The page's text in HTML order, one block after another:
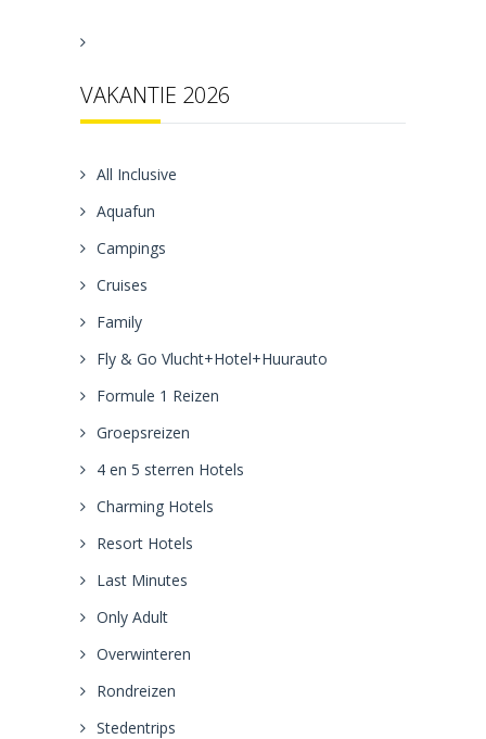
VAKANTIE 2026
All Inclusive
Aquafun
Campings
Cruises
Family
Fly & Go Vlucht+Hotel+Huurauto
Formule 1 Reizen
Groepsreizen
4 en 5 sterren Hotels
Charming Hotels
Resort Hotels
Last Minutes
Only Adult
Overwinteren
Rondreizen
Stedentrips